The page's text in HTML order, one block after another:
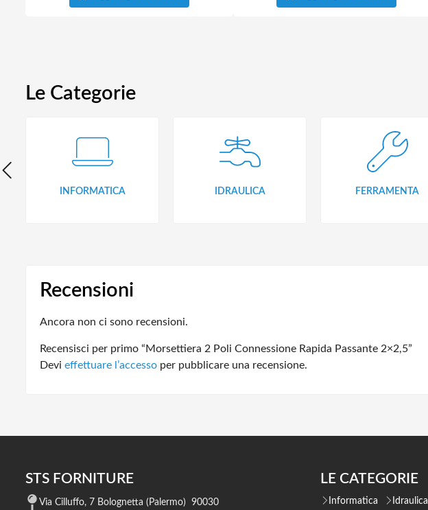
Le Categorie
INFORMATICA IDRAULICA FERRAMENTA
Recensioni
Ancora non ci sono recensioni.
Recensisci per primo “Morsettiera 2 Poli Connessione Rapida Passante 2×2,5”
Devi effettuare l’accesso per pubblicare una recensione.
STS FORNITURE
Via Cilluffo, 7 Bolognetta (Palermo) 90030
LE CATEGORIE
Informatica Idraulica